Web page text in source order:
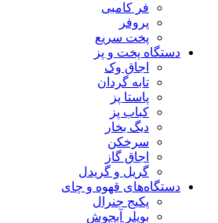
فر کامبی
پروفر
پخت سریع
دستگاه‌ پخت و پز
اجاق وک
تابه گردان
پاستا پز
کباب پز
دیگ بخار
سرخکن
اجاق گاز
گریل و گریدل
دستگاه‌های قهوه و چای
پکیج جنرال
بویلر آبجوش